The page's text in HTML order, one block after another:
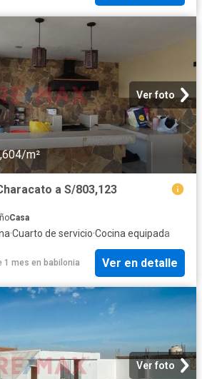
Ver foto
m²
a S/803,123
Casa
·Cuarto de servicio·Cocina equipada
1 mes en babilonia Ver en detalle
Ver foto